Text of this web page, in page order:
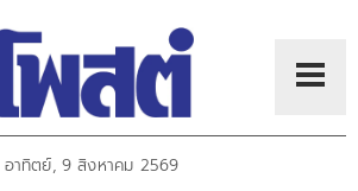
อาทิตย์, 9 สิงหาคม 2569